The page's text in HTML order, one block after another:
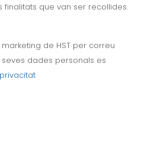
que van ser recollides.
de HST per correu
dades personals es